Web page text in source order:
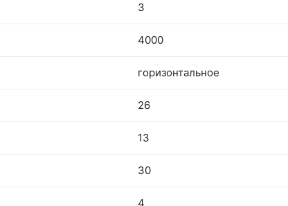
3
4000
горизонтальное
26
13
30
4